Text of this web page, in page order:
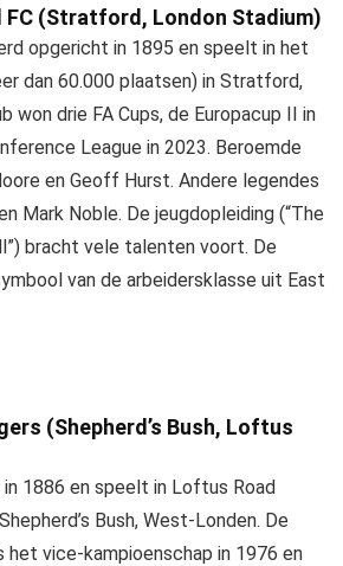
FC (Stratford, London Stadium)
opgericht in 1895 en speelt in het
dan 60.000 plaatsen) in Stratford,
won drie FA Cups, de Europacup II in
League in 2023. Beroemde
en Geoff Hurst. Andere legendes
Mark Noble. De jeugdopleiding (“The
bracht vele talenten voort. De
van de arbeidersklasse uit East
(Shepherd’s Bush, Loftus
1886 en speelt in Loftus Road
Bush, West-Londen. De
vice-kampioenschap in 1976 en